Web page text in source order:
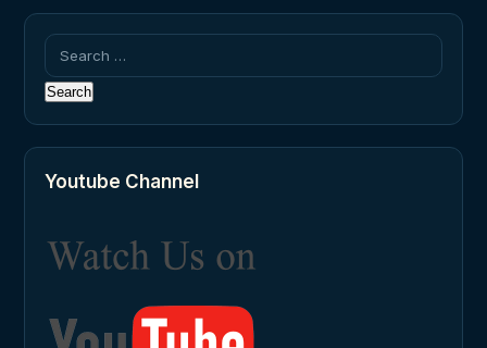
Search
for:
Youtube Channel